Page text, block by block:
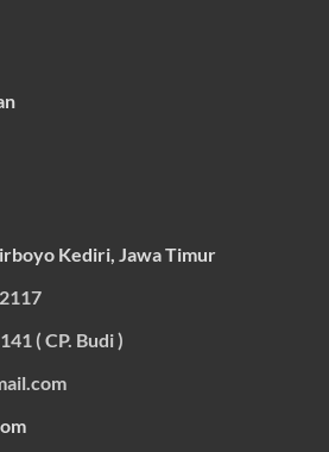
Kediri, Jawa Timur
( CP. Budi )